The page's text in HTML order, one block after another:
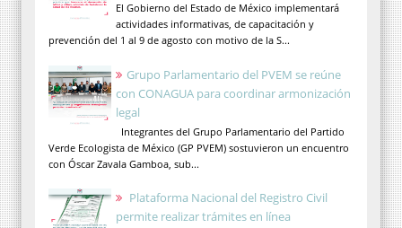
El Gobierno del Estado de México implementará
actividades informativas, de capacitación y
prevención del 1 al 9 de agosto con motivo de la S...
Grupo Parlamentario del PVEM se reúne
con CONAGUA para coordinar armonización
legal
Integrantes del Grupo Parlamentario del Partido
Verde Ecologista de México (GP PVEM) sostuvieron un encuentro
con Óscar Zavala Gamboa, sub...
Plataforma Nacional del Registro Civil
permite realizar trámites en línea